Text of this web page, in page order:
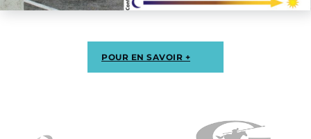
POUR EN SAVOIR +